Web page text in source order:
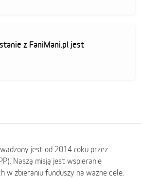
z FaniMani.pl jest
jest od 2014 roku przez
Naszą misją jest wspieranie
w zbieraniu funduszy na ważne cele.